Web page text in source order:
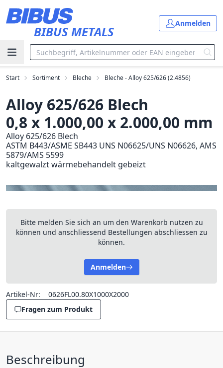
BIBUS METALS
Anmelden
Start Sortiment Bleche Bleche - Alloy 625/626 (2.4856)
Alloy 625/626 Blech
0,8 x 1.000,00 x 2.000,00 mm
Alloy 625/626 Blech
ASTM B443/ASME SB443 UNS N06625/UNS N06626, AMS
5879/AMS 5599
kaltgewalzt wärmebehandelt gebeizt
Bitte melden Sie sich an um den Warenkorb nutzen zu
können und anschliessend Bestellungen abschliessen zu
können.
Anmelden
Artikel-Nr:
0626FL00.80X1000X2000
Fragen zum Produkt
Beschreibung